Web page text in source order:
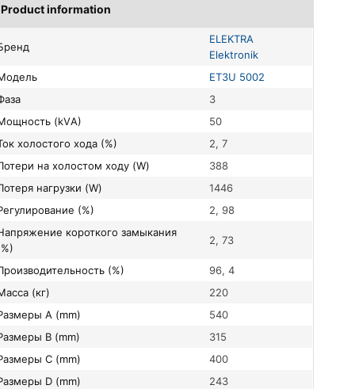
Product information
Бренд
ELEKTRA
Elektronik
Модель
ET3U 5002
Фаза
3
Мощность (kVА)
50
Ток холостого хода (%)
2, 7
Потери на холостом ходу (W)
388
Потеря нагрузки (W)
1446
Регулирование (%)
2, 98
замыкания
2, 73
Производительность (%)
96, 4
Масса (кг)
220
Размеры A (mm)
540
Размеры B (mm)
315
Размеры C (mm)
400
Размеры D (mm)
243